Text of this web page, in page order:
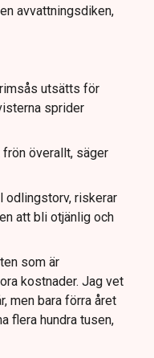
avvattningsdiken,
utsätts för
sprider
överallt, säger
odlingstorv, riskerar
att bli otjänlig och
som är
kostnader. Jag vet
men bara förra året
flera hundra tusen,